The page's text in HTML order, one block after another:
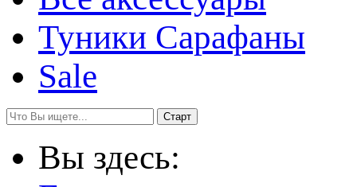
Туники Сарафаны
Sale
Вы здесь: